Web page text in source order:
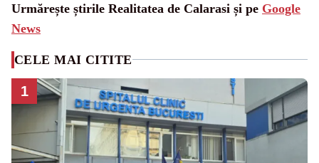
Urmărește știrile Realitatea de Calarasi și pe Google
News
CELE MAI CITITE
1